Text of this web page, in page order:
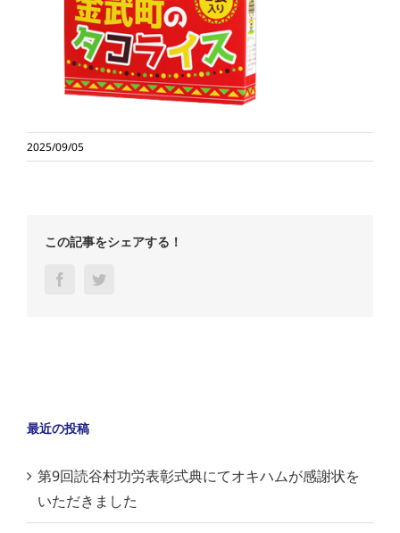
2025/09/05
この記事をシェアする！
Facebook
最近の投稿
第9回読谷村功労表彰式典にてオキハムが感謝状を
いただきました